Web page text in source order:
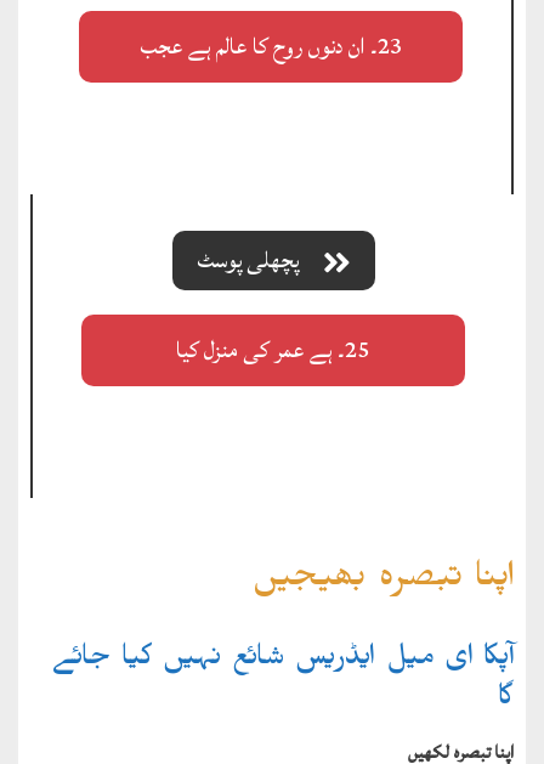
23۔ ان دنوں روح کا عالم ہے عجب
پچھلی پوسٹ
25۔ ہے عمر کی منزل کیا
اپنا تبصرہ بھیجیں
آپکا ای میل ایڈریس شائع نہیں کیا جائے
گا
اپنا تبصرہ لکھیں